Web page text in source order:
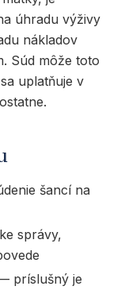
úhradu výživy
nákladov
Súd môže toto
uplatňuje v
šancí na
správy,
príslušný je